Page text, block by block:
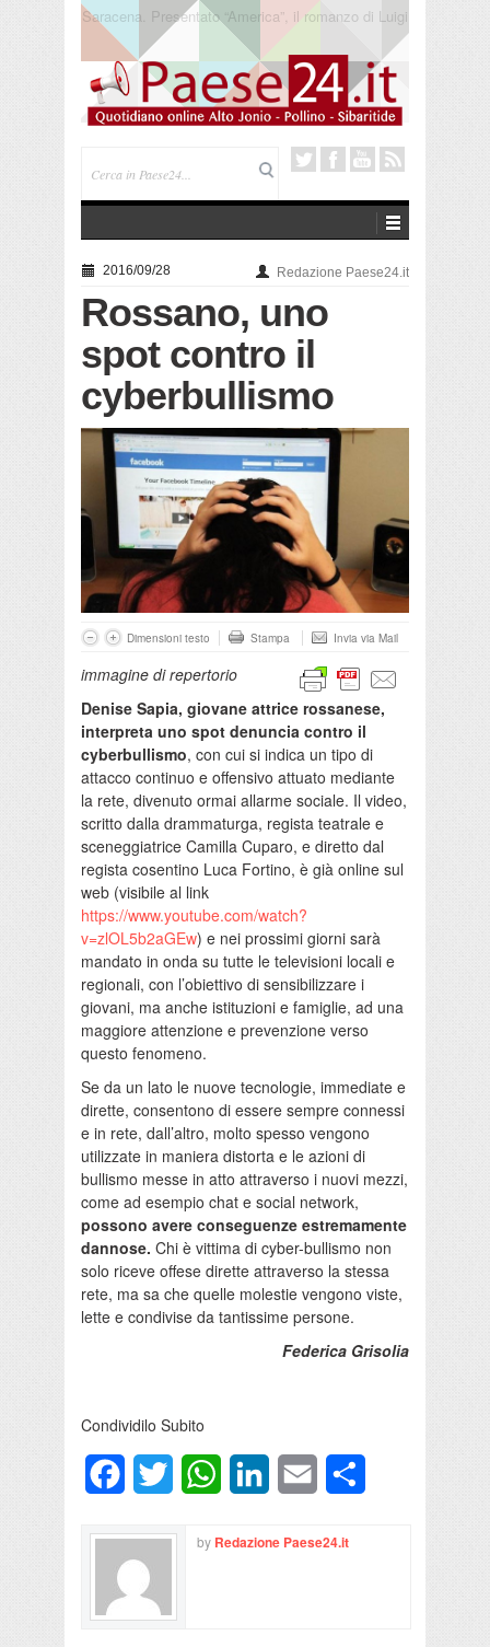
Trebisacce. Cento anni per la processione in mare
di San Rocco. Arriva la reliquia
2016/09/28 Redazione Paese24.it
Rossano, uno
spot contro il
cyberbullismo
Dimensioni testo Stampa Invia via Mail
immagine di repertorio
Denise Sapia, giovane attrice rossanese,
interpreta uno spot denuncia contro il
cyberbullismo, con cui si indica un tipo di
attacco continuo e offensivo attuato mediante
la rete, divenuto ormai allarme sociale. Il video,
scritto dalla drammaturga, regista teatrale e
sceneggiatrice Camilla Cuparo, e diretto dal
regista cosentino Luca Fortino, è già online sul
web (visibile al link
https://www.youtube.com/watch?
v=zlOL5b2aGEw) e nei prossimi giorni sarà
mandato in onda su tutte le televisioni locali e
regionali, con l’obiettivo di sensibilizzare i
giovani, ma anche istituzioni e famiglie, ad una
maggiore attenzione e prevenzione verso
questo fenomeno.
Se da un lato le nuove tecnologie, immediate e
dirette, consentono di essere sempre connessi
e in rete, dall’altro, molto spesso vengono
utilizzate in maniera distorta e le azioni di
bullismo messe in atto attraverso i nuovi mezzi,
come ad esempio chat e social network,
possono avere conseguenze estremamente
dannose. Chi è vittima di cyber-bullismo non
solo riceve offese dirette attraverso la stessa
rete, ma sa che quelle molestie vengono viste,
lette e condivise da tantissime persone.
Federica Grisolia
Condividilo Subito
FacebookTwitter WhatsAppLinkedInEmail
by Redazione Paese24.it